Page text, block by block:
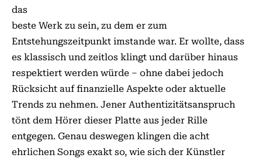
das
beste Werk zu sein, zu dem er zum
Entstehungszeitpunkt imstande war. Er wollte, dass
es klassisch und zeitlos klingt und darüber hinaus
respektiert werden würde – ohne dabei jedoch
Rücksicht auf finanzielle Aspekte oder aktuelle
Trends zu nehmen. Jener Authentizitätsanspruch
tönt dem Hörer dieser Platte aus jeder Rille
entgegen. Genau deswegen klingen die acht
ehrlichen Songs exakt so, wie sich der Künstler